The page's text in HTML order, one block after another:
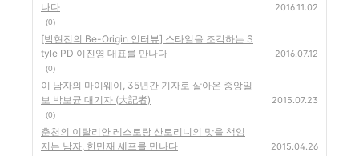
나다
(0)
2016.11.02
[박현진의 Be-Origin 인터뷰] 스타일을 조각하는 S
tyle PD 이진영 대표를 만나다
(0)
2016.07.12
이 남자의 마이웨이, 35년간 기자로 살아온 중앙일
보 박보균 대기자 (大記者)
(0)
2015.07.23
춘천의 이탈리안 레스토랑 산토리니의 맛을 책임
지는 남자, 한만재 셰프를 만나다
2015.04.26